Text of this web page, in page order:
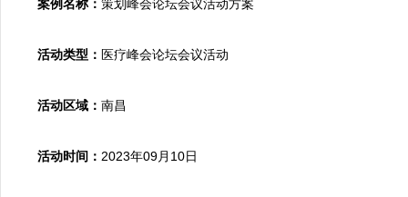
案例名称： 策划峰会论坛会议活动方案
活动类型： 医疗峰会论坛会议活动
活动区域： 南昌
活动时间： 2023年09月10日